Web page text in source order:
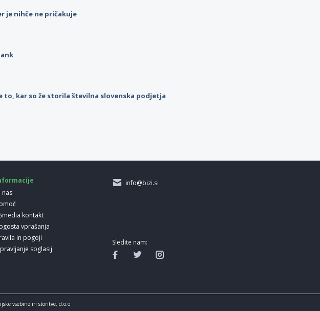
je nihče ne pričakuje
kar so že storila številna slovenska podjetja
nas
kontakt
vprašanja
in pogoji
soglasij
info@bizi.si
Sledite nam:
vsebine in storitve, d.o.o